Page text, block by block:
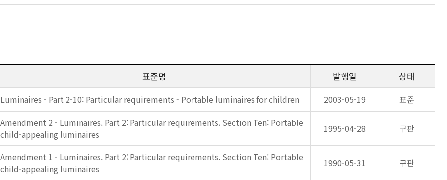
표준명 발행일 상태
Luminaires - Part 2-10: Particular requirements - Portable luminaires for children 2003-05-19 표준
Amendment 2 - Luminaires. Part 2: Particular requirements. Section Ten: Portable
child-appealing luminaires
1995-04-28 구판
Amendment 1 - Luminaires. Part 2: Particular requirements. Section Ten: Portable
child-appealing luminaires
1990-05-31 구판